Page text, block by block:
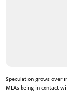
Speculation grows over
MLAs being in contact